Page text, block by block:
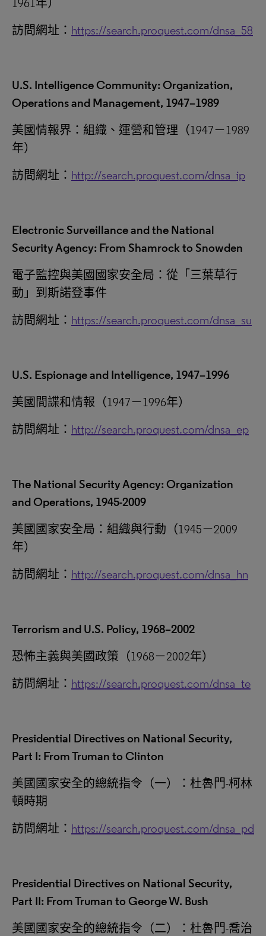
1961年）
訪問網址： https://search.proquest.com/dnsa_58
U.S. Intelligence Community: Organization,
Operations and Management, 1947–1989
美國情報界：組織、運營和管理（1947－1989
年）
訪問網址： http://search.proquest.com/dnsa_ip
Electronic Surveillance and the National
Security Agency: From Shamrock to Snowden
電子監控與美國國家安全局：從 「 三葉草行
動 」 到斯諾登事件
訪問網址： https://search.proquest.com/dnsa_su
U.S. Espionage and Intelligence, 1947–1996
美國間諜和情報（1947－1996年）
訪問網址： http://search.proquest.com/dnsa_ep
The National Security Agency: Organization
and Operations, 1945-2009
美國國家安全局：組織與行動（1945－2009
年）
訪問網址： http://search.proquest.com/dnsa_hn
Terrorism and U.S. Policy, 1968–2002
恐怖主義與美國政策（1968－2002年）
訪問網址： https://search.proquest.com/dnsa_te
Presidential Directives on National Security,
Part I: From Truman to Clinton
美國國家安全的總統指令（一）：杜魯門-柯林
頓時期
訪問網址： https://search.proquest.com/dnsa_pd
Presidential Directives on National Security,
Part II: From Truman to George W. Bush
美國國家安全的總統指令（二）：杜魯門-喬治